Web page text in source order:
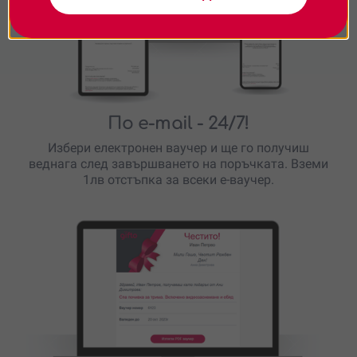
По e-mail - 24/7!
Избери електронен ваучер и ще го получиш
веднага след завършването на поръчката. Вземи
1лв отстъпка за всеки е-ваучер.